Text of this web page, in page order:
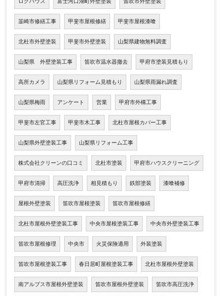
ログハウス 富士河口湖町外壁塗装 笛吹市外壁塗装
韮崎市修繕工事 甲斐市屋根修繕 甲斐市屋根漆喰
北杜市外壁塗装 甲斐市外壁塗装 山梨県建物無料調査
山梨県 外壁塗装工事 笛吹市温水器撤去 甲府市塗装見積もり
高所カメラ 山梨県リフォーム見積もり 山梨県雨漏れ調査
山梨県梅雨 アンケート 営業 甲府市外構工事
甲斐市左官工事 甲斐市木工事 北杜市屋根カバー工事
山梨県外壁塗装工事 山梨県リフォーム工事
株式会社クリーンの口コミ 北杜市塗装 甲府市ハウスクリーニング
甲府市清掃 高圧洗浄 相見積もり 鉄部塗装 漆喰補修
屋根外壁塗装 笛吹市屋根塗装 笛吹市屋根修繕
北杜市屋根外壁塗装工事 中央市屋根塗装工事 中央市外壁塗装工事
笛吹市屋根修理 中央市 火災保険適用 外装塗装
笛吹市屋根塗装工事 春日居町屋根塗装工事 北杜市屋根外壁塗装
南アルプス市屋根外壁塗装 笛吹市屋根外壁塗装 笛吹市高圧洗浄